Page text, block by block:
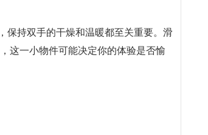
保持双手的干燥和温暖都至关重要。滑
这一小物件可能决定你的体验是否愉